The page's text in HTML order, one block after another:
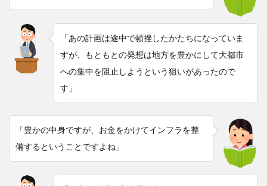
「あの計画は途中で頓挫したかたちになっていま
すが、もともとの発想は地方を豊かにして大都市
への集中を阻止しようという狙いがあったので
す」
「豊かの中身ですが、お金をかけてインフラを整
備するということですよね」